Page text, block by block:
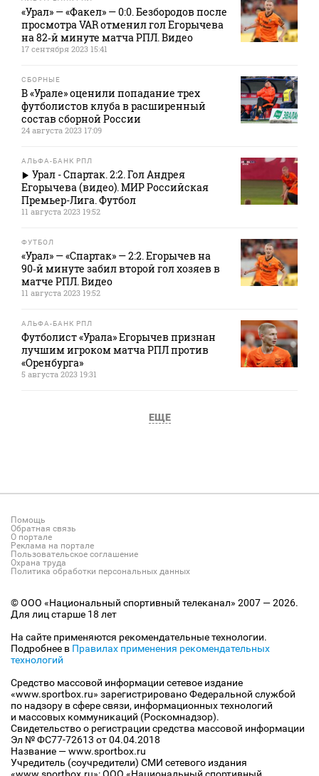
«Урал» — «Факел» — 0:0. Безбородов после
просмотра VAR отменил гол Егорычева
на 82‑й минуте матча РПЛ. Видео
17 сентября 2023 15:41
СБОРНЫЕ
В «Урале» оценили попадание трех
футболистов клуба в расширенный
состав сборной России
24 августа 2023 17:09
АЛЬФА-БАНК РПЛ
Урал - Спартак. 2:2. Гол Андрея
Егорычева (видео). МИР Российская
Премьер-Лига. Футбол
11 августа 2023 19:52
ФУТБОЛ
«Урал» — «Спартак» — 2:2. Егорычев на
90‑й минуте забил второй гол хозяев в
матче РПЛ. Видео
11 августа 2023 19:52
АЛЬФА-БАНК РПЛ
Футболист «Урала» Егорычев признан
лучшим игроком матча РПЛ против
«Оренбурга»
5 августа 2023 19:31
ЕЩЕ
Помощь
Обратная связь
О портале
Реклама на портале
Пользовательское соглашение
Охрана труда
Политика обработки персональных данных
© ООО «Национальный спортивный телеканал» 2007 — 2026.
Для лиц старше 18 лет
На сайте применяются рекомендательные технологии.
Подробнее в Правилах применения рекомендательных
технологий
Средство массовой информации сетевое издание
«www.sportbox.ru» зарегистрировано Федеральной службой
по надзору в сфере связи, информационных технологий
и массовых коммуникаций (Роскомнадзор).
Свидетельство о регистрации средства массовой информации
Эл № ФС77-72613 от 04.04.2018
Название — www.sportbox.ru
Учредитель (соучредители) СМИ сетевого издания